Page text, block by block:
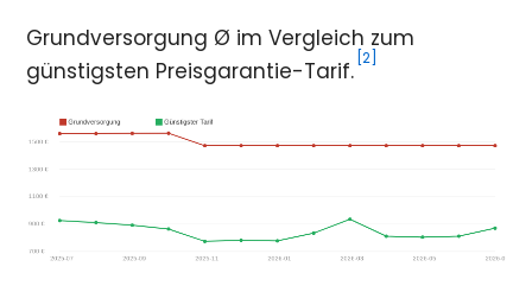
Grundversorgung Ø im Vergleich zum
günstigsten Preisgarantie-Tarif. [2]